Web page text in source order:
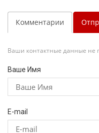
Комментарии
Ваши контактные данные не
Ваше Имя
E-mail